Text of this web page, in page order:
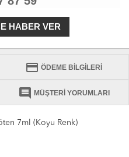
HABER VER
credit_card ÖDEME BİLGİLERİ
comment MÜŞTERİ YORUMLARI
7ml (Koyu Renk)